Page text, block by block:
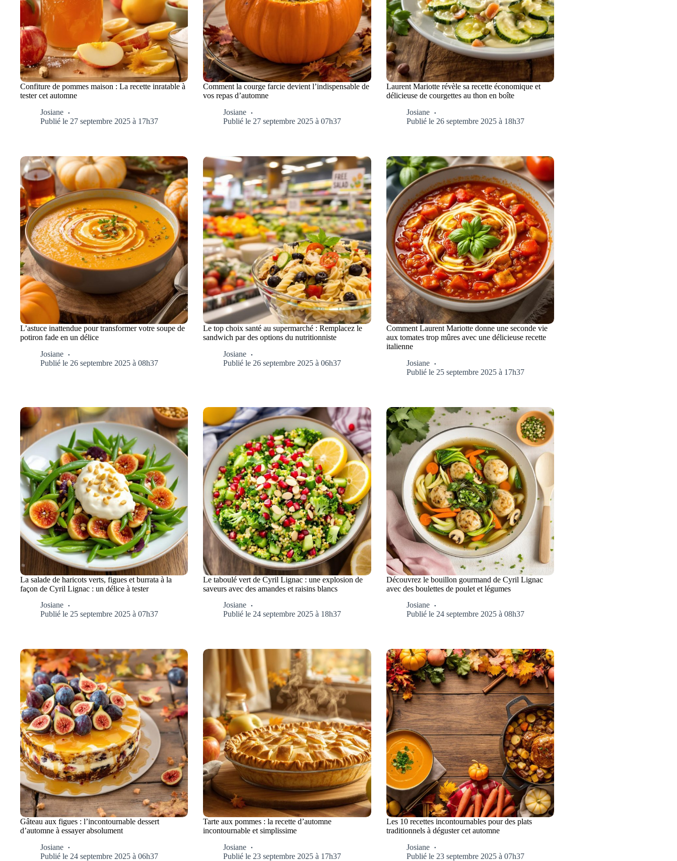
Confiture de pommes maison : La recette inratable à
tester cet automne
Josiane
Publié le 27 septembre 2025 à 17h37
Comment la courge farcie devient l’indispensable de
vos repas d’automne
Josiane
Publié le 27 septembre 2025 à 07h37
Laurent Mariotte révèle sa recette économique et
délicieuse de courgettes au thon en boîte
Josiane
Publié le 26 septembre 2025 à 18h37
L’astuce inattendue pour transformer votre soupe de
potiron fade en un délice
Josiane
Publié le 26 septembre 2025 à 08h37
Le top choix santé au supermarché : Remplacez le
sandwich par des options du nutritionniste
Josiane
Publié le 26 septembre 2025 à 06h37
Comment Laurent Mariotte donne une seconde vie
aux tomates trop mûres avec une délicieuse recette
italienne
Josiane
Publié le 25 septembre 2025 à 17h37
La salade de haricots verts, figues et burrata à la
façon de Cyril Lignac : un délice à tester
Josiane
Publié le 25 septembre 2025 à 07h37
Le taboulé vert de Cyril Lignac : une explosion de
saveurs avec des amandes et raisins blancs
Josiane
Publié le 24 septembre 2025 à 18h37
Découvrez le bouillon gourmand de Cyril Lignac
avec des boulettes de poulet et légumes
Josiane
Publié le 24 septembre 2025 à 08h37
Gâteau aux figues : l’incontournable dessert
d’automne à essayer absolument
Josiane
Publié le 24 septembre 2025 à 06h37
Tarte aux pommes : la recette d’automne
incontournable et simplissime
Josiane
Publié le 23 septembre 2025 à 17h37
Les 10 recettes incontournables pour des plats
traditionnels à déguster cet automne
Josiane
Publié le 23 septembre 2025 à 07h37